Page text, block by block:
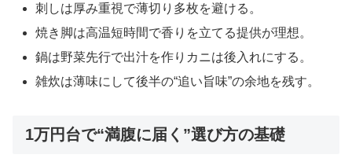
刺しは厚み重視で薄切り多枚を避ける。
焼き脚は高温短時間で香りを立てる提供が理想。
鍋は野菜先行で出汁を作りカニは後入れにする。
雑炊は薄味にして後半の“追い旨味”の余地を残す。
1万円台で“満腹に届く”選び方の基礎